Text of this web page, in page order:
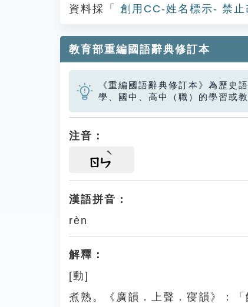
資料採「
創用CC-姓名標示- 禁
教育部重編國語辭典修訂本
《重編國語辭典修訂本》為歷史
學、國中、高中（職）的學習或
注音：
ㄖㄣ
漢語拼音：
rèn
解釋：
[動]
煮熟。《廣韻．上聲．寑韻》：